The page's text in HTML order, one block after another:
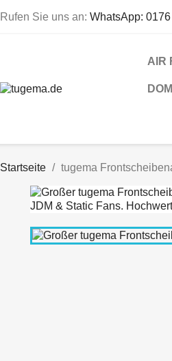
Rufen Sie uns an: WhatsApp:
AIR
Startseite tugema